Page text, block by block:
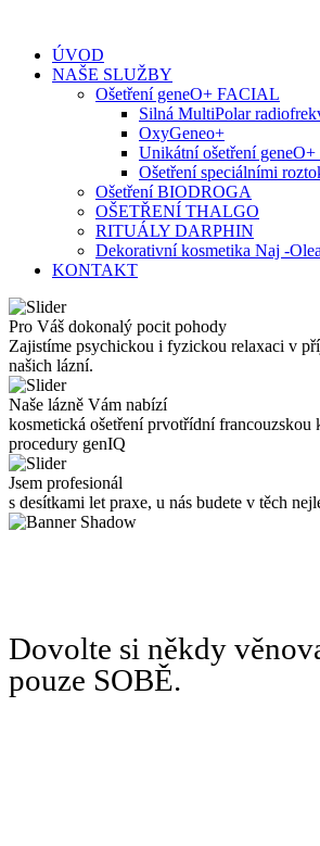
contentÚVOD
NAŠE SLUŽBY
Ošetření geneO+ FACIAL
Silná MultiPolar
OxyGeneo+
Unikátní ošetření
Ošetření speciálními
Ošetření BIODROGA
OŠETŘENÍ THALGO
RITUÁLY DARPHIN
Dekorativní kosmetika Naj -
KONTAKT
Pro Váš dokonalý pocit pohody
Zajistíme psychickou i fyzickou relaxaci v
našich lázní.
Naše lázně Vám nabízí
kosmetická ošetření prvotřídní francouzskou
procedury genIQ
Jsem profesionál
s desítkami let praxe, u nás budete v těch
Dovolte si někdy
pouze SOBĚ.